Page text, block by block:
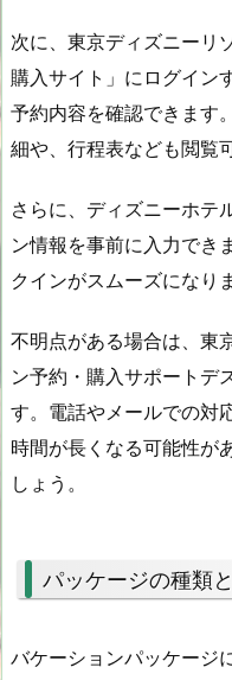
次に、東京ディズニーリ
購入サイト」にログイン
予約内容を確認できます
細や、行程表なども閲覧
さらに、ディズニーホテ
ン情報を事前に入力でき
クインがスムーズになり
不明点がある場合は、東
ン予約・購入サポートデ
す。電話やメールでの対
時間が長くなる可能性が
しょう。
パッケージの種類
バケーションパッケージ